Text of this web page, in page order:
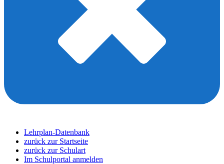
Lehrplan-Datenbank
zurück zur Startseite
zurück zur Schulart
Im Schulportal anmelden